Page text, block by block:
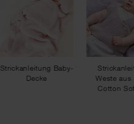
Strickanleitung Baby-
Decke
Weste aus
Cotton